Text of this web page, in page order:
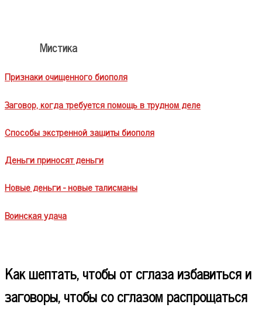
Мистика
Признаки очищенного биополя
Заговор, когда требуется помощь в трудном деле
Способы экстренной защиты биополя
Деньги приносят деньги
Новые деньги - новые талисманы
Воинская удача
Как шептать, чтобы от сглаза избавиться и
заговоры, чтобы со сглазом распрощаться